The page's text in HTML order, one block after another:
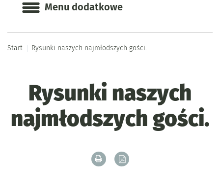
Menu dodatkowe
Start Rysunki naszych najmłodszych gości.
Rysunki naszych
najmłodszych gości.
Drukuj zawartość bieżącej strony
Zapisz tekst bieżącej